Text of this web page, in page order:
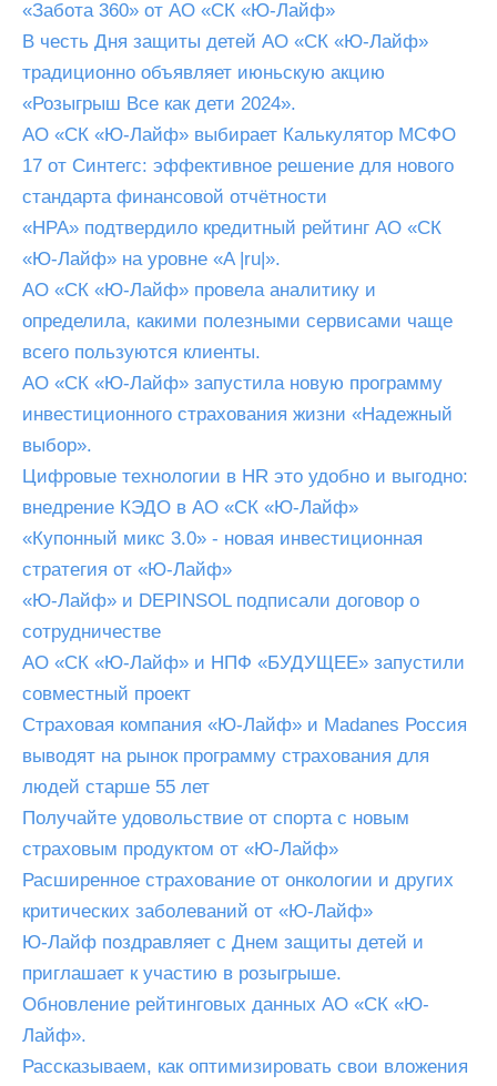
«Забота 360» от АО «СК «Ю-Лайф»
В честь Дня защиты детей АО «СК «Ю-Лайф»
традиционно объявляет июньскую акцию
«Розыгрыш Все как дети 2024».
АО «СК «Ю-Лайф» выбирает Калькулятор МСФО
17 от Синтегс: эффективное решение для нового
стандарта финансовой отчётности
«НРА» подтвердило кредитный рейтинг АО «СК
«Ю-Лайф» на уровне «A |ru|».
АО «СК «Ю-Лайф» провела аналитику и
определила, какими полезными сервисами чаще
всего пользуются клиенты.
АО «СК «Ю-Лайф» запустила новую программу
инвестиционного страхования жизни «Надежный
выбор».
Цифровые технологии в HR это удобно и выгодно:
внедрение КЭДО в АО «СК «Ю-Лайф»
«Купонный микс 3.0» - новая инвестиционная
стратегия от «Ю-Лайф»
«Ю-Лайф» и DEPINSOL подписали договор о
сотрудничестве
АО «СК «Ю-Лайф» и НПФ «БУДУЩЕЕ» запустили
совместный проект
Страховая компания «Ю-Лайф» и Madanes Россия
выводят на рынок программу страхования для
людей старше 55 лет
Получайте удовольствие от спорта с новым
страховым продуктом от «Ю-Лайф»
Расширенное страхование от онкологии и других
критических заболеваний от «Ю-Лайф»
Ю-Лайф поздравляет с Днем защиты детей и
приглашает к участию в розыгрыше.
Обновление рейтинговых данных АО «СК «Ю-
Лайф».
Рассказываем, как оптимизировать свои вложения